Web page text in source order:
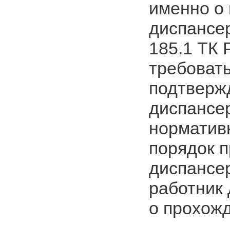
именно о
185.1 ТК
порядок
о